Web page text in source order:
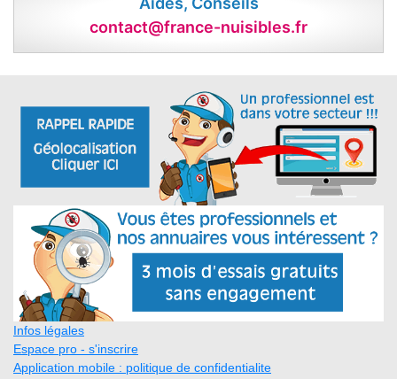
contact@france-nuisibles.fr
Infos légales
Espace pro - s'inscrire
Application mobile : politique de confidentialite